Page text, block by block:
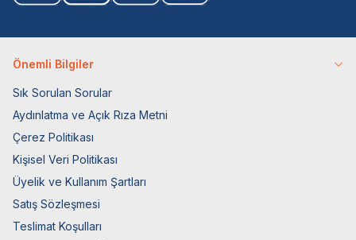
Önemli Bilgiler
Sık Sorulan Sorular
Aydınlatma ve Açık Rıza Metni
Çerez Politikası
Kişisel Veri Politikası
Üyelik ve Kullanım Şartları
Satış Sözleşmesi
Teslimat Koşulları